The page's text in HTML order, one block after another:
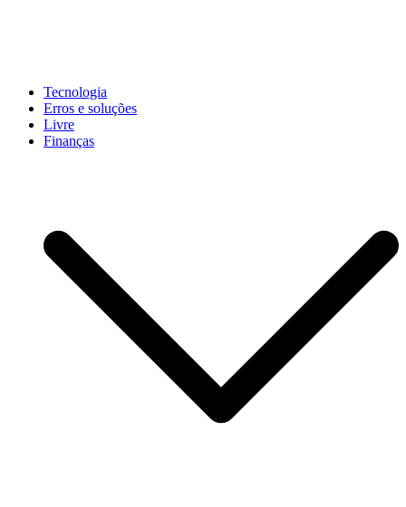
John-Henrique
Distribuindo conteúdo útil
Tecnologia
Erros e soluções
Livre
Finanças